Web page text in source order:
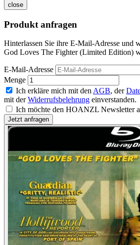
close
Produkt anfragen
Hinterlassen Sie ihre E-Mail-Adresse und
God Loves The Fighter (Limited Edition)
E-Mail-Adresse
Menge
Ich erkläre mich mit den AGB, der
mit derWiderrufsbelehrung einverstanden.
Ich möchte den HOANZL Newsletter